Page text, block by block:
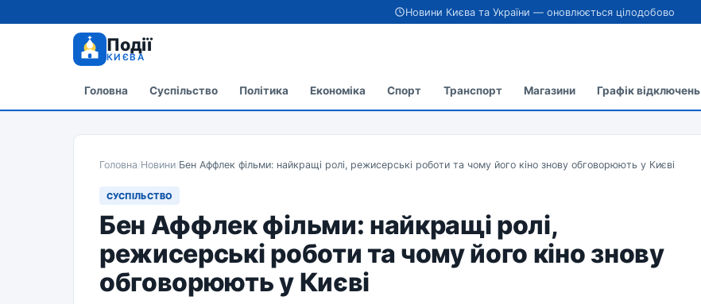
Новини Києва та України — оновлюється цілодобово
Події
КИЄВА
Головна Суспільство Політика Економіка Спорт Транспорт Магазини Графік відключень
Головна/Новини/Бен Аффлек фільми: найкращі ролі, режисерські роботи та чому його кіно знову обговорюють у Києві
СУСПІЛЬСТВО
Бен Аффлек фільми: найкращі ролі,
режисерські роботи та чому його кіно знову
обговорюють у Києві